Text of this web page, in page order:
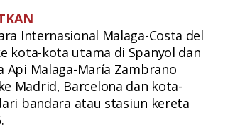
Internasional Malaga-Costa del
kota-kota utama di Spanyol dan
Api Malaga-María Zambrano
Madrid, Barcelona dan kota-
bandara atau stasiun kereta